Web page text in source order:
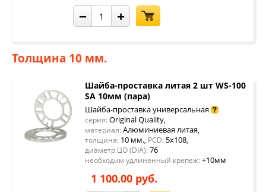
− +
Толщина 10 мм.
Шайба-проставка литая 2 шт WS-100
SA 10мм (пара)
Шайба-проставка универсальная
серия: Original Quality,
материал: Алюминиевая литая,
толщина: 10 мм., PCD: 5x108,
диаметр ЦО (DIA): 76
необходим удлиненный крепеж: +10мм
1 100.00 руб.